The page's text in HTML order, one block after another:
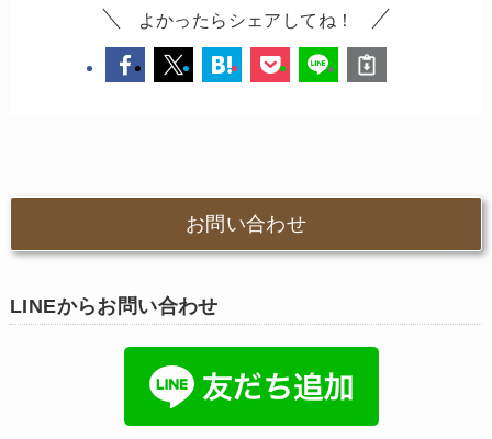
よかったらシェアしてね！
お問い合わせ
LINEからお問い合わせ